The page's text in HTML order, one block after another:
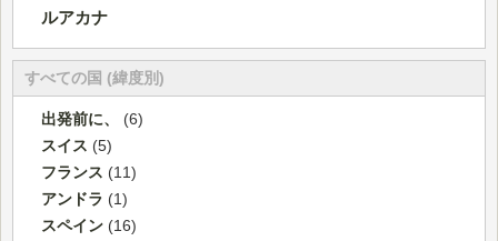
ルアカナ
すべての国 (緯度別)
出発前に、
(6)
スイス (5)
フランス (11)
アンドラ (1)
スペイン (16)